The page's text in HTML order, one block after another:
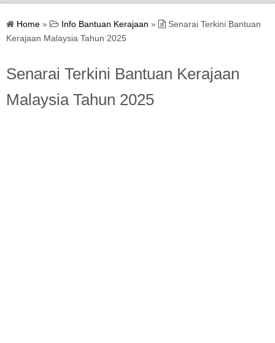
Home
Bantuan Kerajaan
Berita Semasa
Kerjaya
Home » Info Bantuan Kerajaan »
Senarai Terkini Bantuan
Kerajaan Malaysia Tahun 2025
Senarai Terkini Bantuan Kerajaan
Malaysia Tahun 2025